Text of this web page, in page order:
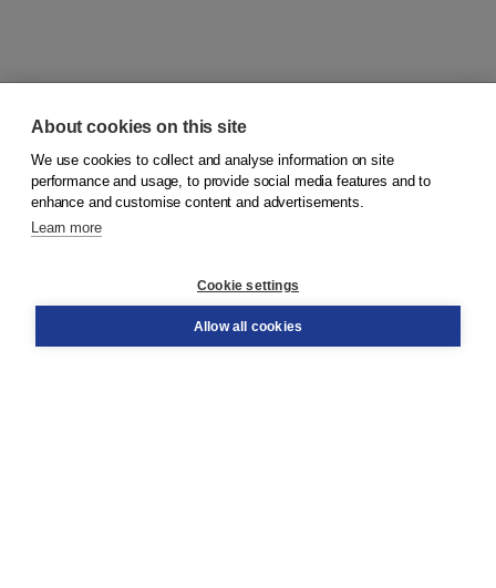
© 2026Koninklijke Boom uitgevers
Order
About cookies on this site
We use cookies to collect and analyse information on site
performance and usage, to provide social media features and to
enhance and customise content and advertisements.
Learn more
Cookie settings
Allow all cookies